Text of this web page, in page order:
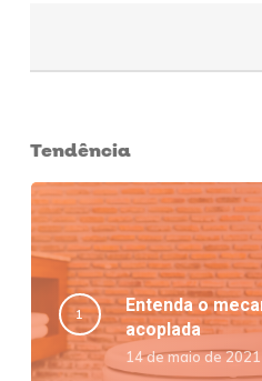
Tendência
Entenda o
acoplada
14 de maio de 2021